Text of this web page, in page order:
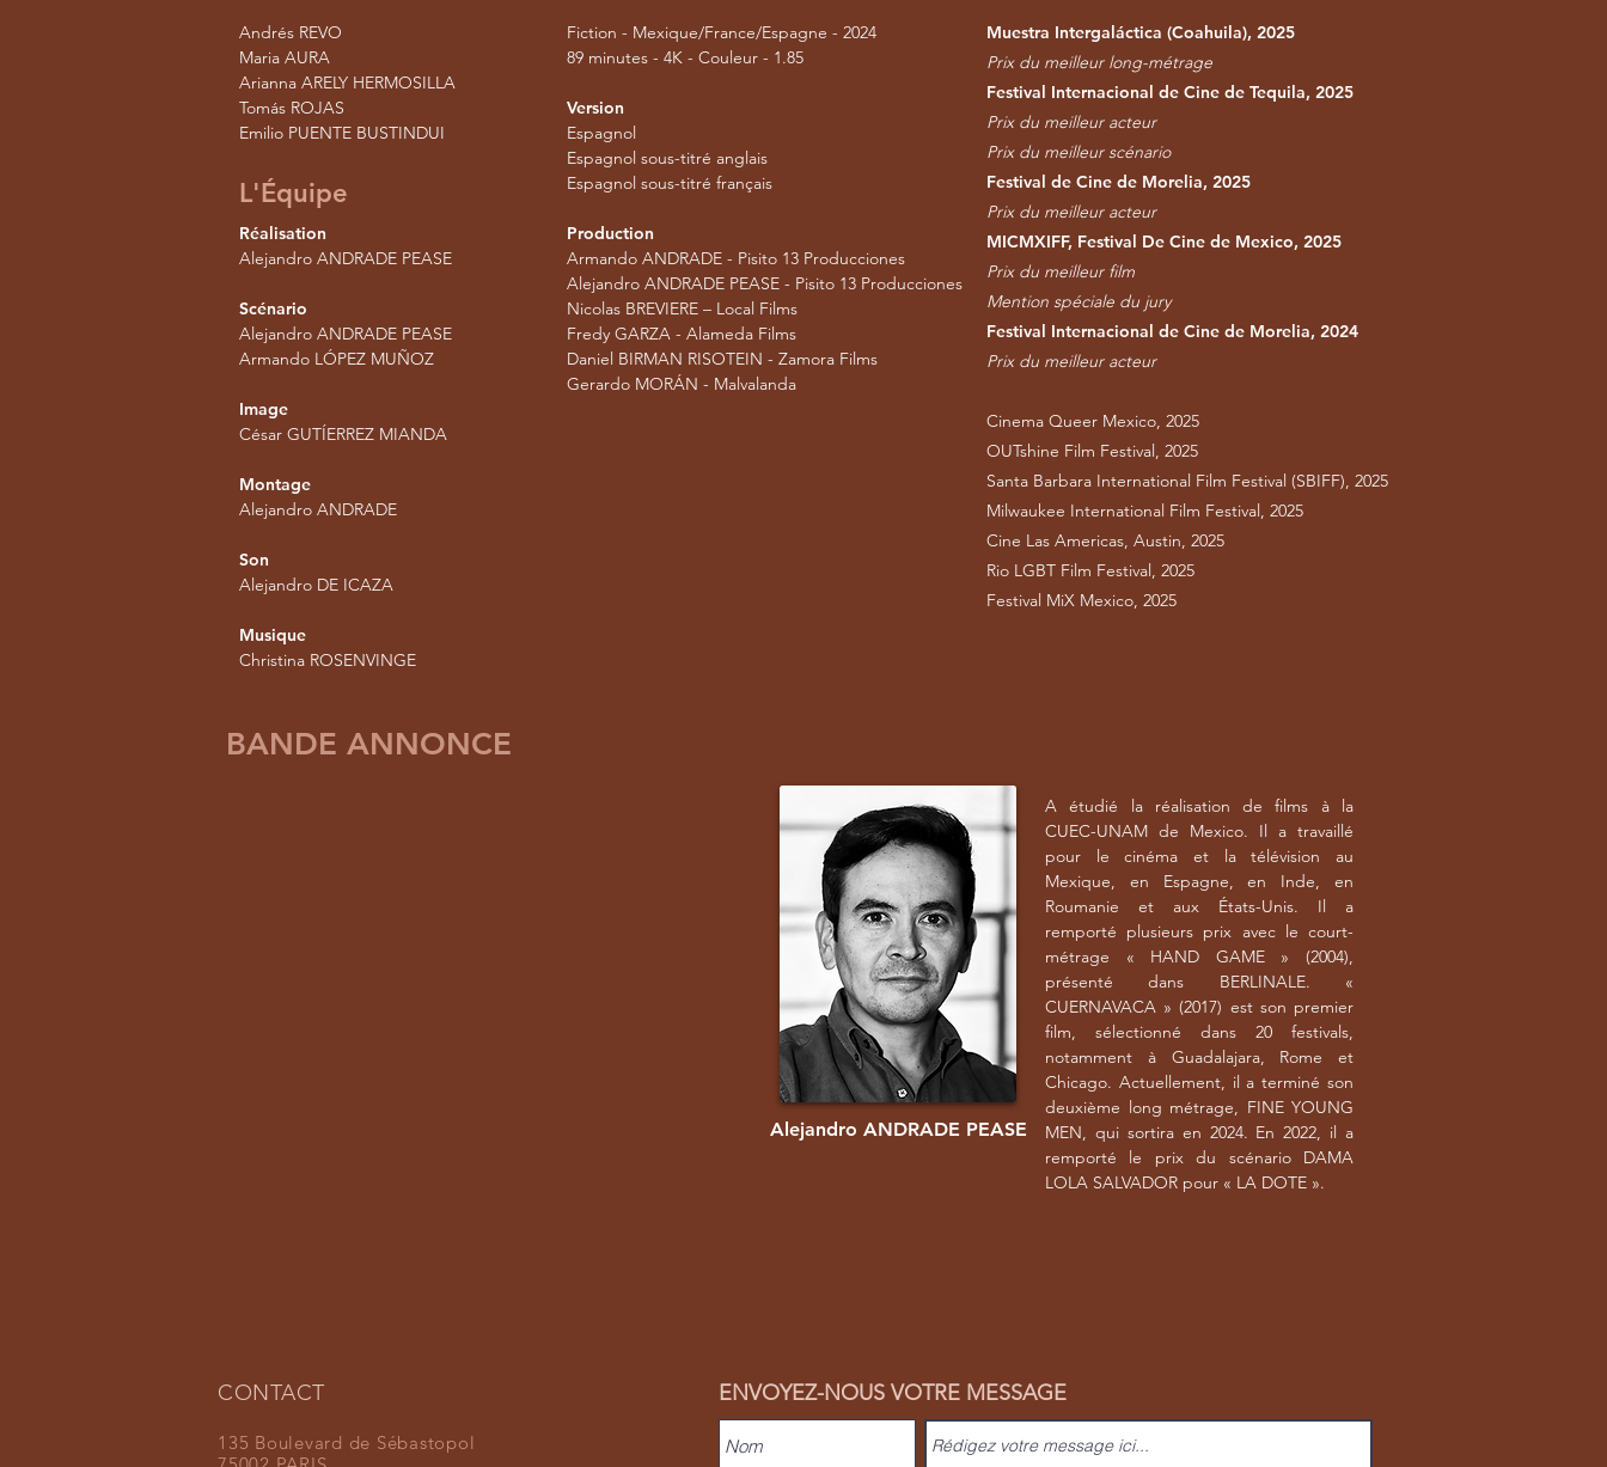
Andrés REVO
Maria AURA
Arianna ARELY HERMOSILLA
Tomás ROJAS
Emilio PUENTE BUSTINDUI
Fiction - Mexique/France/Espagne - 2024
89 minutes - 4K - Couleur - 1.85
Version
Espagnol
Espagnol sous-titré anglais
Espagnol sous-titré français
L'Équipe
Réalisation
Alejandro ANDRADE PEASE
Scénario
Alejandro ANDRADE PEASE
Armando LÓPEZ MUÑOZ
Image
César GUTÍERREZ MIANDA
Montage
Alejandro ANDRADE
Son
Alejandro DE ICAZA
Musique
Christina ROSENVINGE
Production
Armando ANDRADE - Pisito 13 Producciones
Alejandro ANDRADE PEASE - Pisito 13 Producciones
Nicolas BREVIERE – Local Films
Fredy GARZA - Alameda Films
Daniel BIRMAN RISOTEIN - Zamora Films
Gerardo MORÁN - Malvalanda​
Muestra Intergaláctica (Coahuila), 2025
Prix du meilleur long-métrage
Festival Internacional de Cine de Tequila, 2025
Prix du meilleur acteur
Prix du meilleur scénario
Festival de Cine de Morelia, 2025
Prix du meilleur acteur
MICMXIFF, Festival De Cine de Mexico, 2025
Prix du meilleur film
Mention spéciale du jury
Festival Internacional de Cine de Morelia, 2024
Prix du meilleur acteur
Cinema Queer Mexico, 2025
OUTshine Film Festival, 2025
Santa Barbara International Film Festival (SBIFF), 2025
Milwaukee International Film Festival, 2025
Cine Las Americas, Austin, 2025
Rio LGBT Film Festival, 2025
Festival MiX Mexico, 2025
BANDE ANNONCE
A étudié la réalisation de films à la
CUEC-UNAM de Mexico. Il a travaillé
pour le cinéma et la télévision au
Mexique, en Espagne, en Inde, en
Roumanie et aux États-Unis. Il a
remporté plusieurs prix avec le court-
métrage « HAND GAME » (2004),
présenté dans BERLINALE. «
CUERNAVACA » (2017) est son premier
film, sélectionné dans 20 festivals,
notamment à Guadalajara, Rome et
Chicago. Actuellement, il a terminé son
deuxième long métrage, FINE YOUNG
MEN, qui sortira en 2024. En 2022, il a
remporté le prix du scénario DAMA
LOLA SALVADOR pour « LA DOTE ».
Alejandro ANDRADE PEASE
CONTACT
135 Boulevard de Sébastopol
ENVOYEZ-NOUS VOTRE MESSAGE